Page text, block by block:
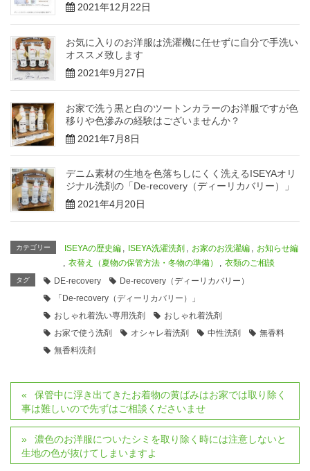
2021年12月22日
お気に入りのお洋服は洗濯機に任せずに自分で手洗い
オススメ致します
2021年9月27日
お家で洗う黒と白のツートンカラーのお洋服ですが色
移りや色滲みの経験はございませんか？
2021年7月8日
デニム素材の生地を色落ちしにくく洗えるISEYAオリ
ジナル洗剤の「De-recovery（ディーリカバリー）」
2021年4月20日
カテゴリー ISEYAの歴史編 , ISEYA洗濯洗剤 , お家のお洗濯編 , お知らせ編
, 衣替え（夏物の保管方法・冬物の準備） , 衣類のご相談
タグ DE-recovery
De-recovery（ディーリカバリー）
「De-recovery（ディーリカバリー）」
おしゃれ着洗い専用洗剤
おしゃれ着洗剤
お家で使う洗剤
オシャレ着洗剤 中性洗剤
無香料
無香料洗剤
保管中に浮き出てきたお着物の黄ばみはお家では取り除く
事は難しいので先ずはご相談くださいませ
濃色のお洋服についたシミを取り除く時には注意しないと
生地の色が抜けてしまいますよ